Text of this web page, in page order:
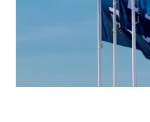
documents